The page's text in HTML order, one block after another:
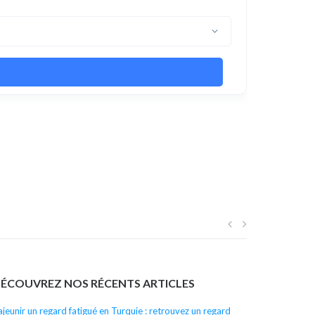
Navigation
l’article
NOS RÉCENTS ARTICLES
un regard fatigué en Turquie : retrouvez un regard